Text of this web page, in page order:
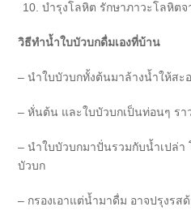
บำรุงโลหิต รักษาภาวะโลหิตจ
วิธีทำน้ำใบบัวบกดื่มเองที่บ้าน
– นำใบบัวบกทั้งต้นมาล้างน้ำให้สะ
– หั่นต้น และใบบัวบกเป็นท่อนๆ รา
– นำใบบัวบกมาปั่นรวมกับน้ำเปล่า
บัวบก
– กรองเอาแต่น้ำมาดื่ม อาจปรุงรส